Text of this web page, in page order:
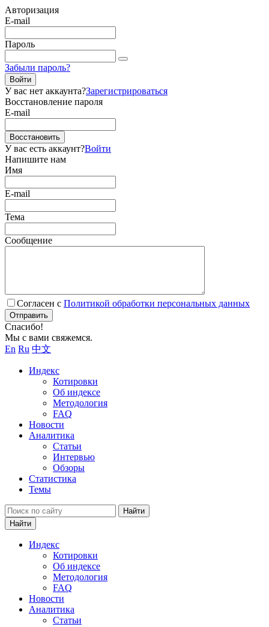
Авторизация
E-mail
Пароль
Забыли пароль?
Войти
У вас нет аккаунта?Зарегистрироваться
Восстановление пароля
E-mail
Восстановить
У вас есть аккаунт?Войти
Напишите нам
Имя
E-mail
Тема
Сообщение
Согласен с Политикой обработки персональных данных
Отправить
Спасибо!
Мы с вами свяжемся.
En Ru 中文
Индекс
Котировки
Об индексе
Методология
FAQ
Новости
Аналитика
Статьи
Интервью
Обзоры
Статистика
Темы
Найти
Найти
Индекс
Котировки
Об индексе
Методология
FAQ
Новости
Аналитика
Статьи